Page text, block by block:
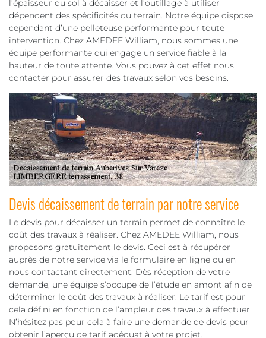
l’épaisseur du sol à décaisser et l’outillage à utiliser
dépendent des spécificités du terrain. Notre équipe dispose
cependant d’une pelleteuse performante pour toute
intervention. Chez AMEDEE William, nous sommes une
équipe performante qui engage un service fiable à la
hauteur de toute attente. Vous pouvez à cet effet nous
contacter pour assurer des travaux selon vos besoins.
Devis décaissement de terrain par notre service
Le devis pour décaisser un terrain permet de connaître le
coût des travaux à réaliser. Chez AMEDEE William, nous
proposons gratuitement le devis. Ceci est à récupérer
auprès de notre service via le formulaire en ligne ou en
nous contactant directement. Dès réception de votre
demande, une équipe s’occupe de l’étude en amont afin de
déterminer le coût des travaux à réaliser. Le tarif est pour
cela défini en fonction de l’ampleur des travaux à effectuer.
N’hésitez pas pour cela à faire une demande de devis pour
obtenir l’aperçu de tarif adéquat à votre projet.